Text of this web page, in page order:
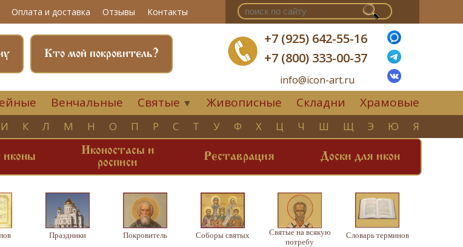
Оплата и доставка Отзывы Контакты
+7 (925) 642-55-16
+7 (800) 333-00-37
info@icon-art.ru
Кто мой покровитель?
Венчальные Святые ▼ Живописные Складни Храмовые
И К Л М Н О П Р С Т У Ф Х Ц Ч Ш Щ Э Ю Я
иконы
Иконостасы и
росписи
Реставрация Доски для икон
Праздники Покровитель Соборы святых
Святые на всякую
потребу
Словарь терминов